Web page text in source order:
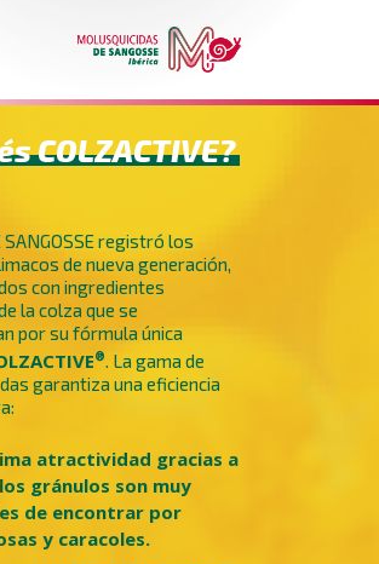
COLZACTIVE?
SANGOSSE registró los
de nueva generación,
con ingredientes
la colza que se
por su fórmula única
®. La gama de
garantiza una eficiencia
atractividad gracias a
gránulos son muy
de encontrar por
y caracoles.